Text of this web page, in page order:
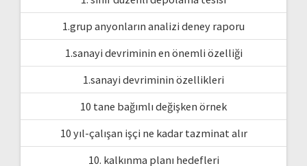
1.grup anyonların analizi deney raporu
1.sanayi devriminin en önemli özelliği
1.sanayi devriminin özellikleri
10 tane bağımlı değişken örnek
10 yıl-çalışan işçi ne kadar tazminat alır
10. kalkınma planı hedefleri